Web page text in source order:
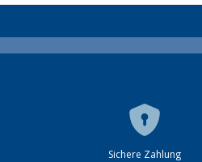
Sichere Zahlung